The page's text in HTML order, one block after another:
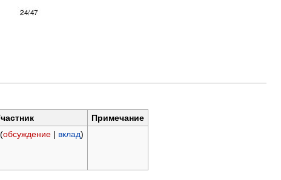
Примечание
(обсуждение| вклад)